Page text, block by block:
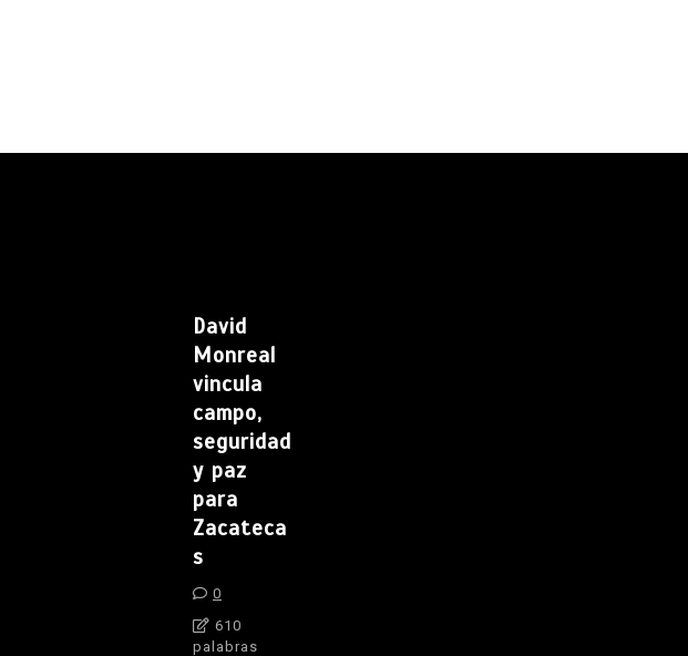
David
Monreal
vincula
campo,
seguridad
y paz
para
Zacateca
s
0
610
palabras